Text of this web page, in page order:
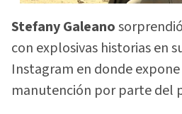
Stefany Galeano
con explosivas historias en
Instagram en donde
manutención por parte del